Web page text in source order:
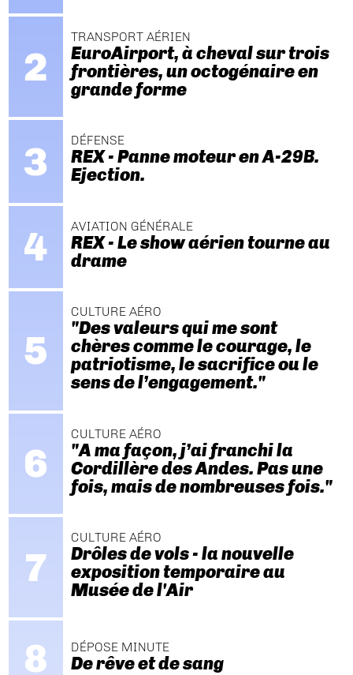
TRANSPORT AÉRIEN
EuroAirport, à cheval sur trois
frontières, un octogénaire en
grande forme
DÉFENSE
REX - Panne moteur en A-29B.
Ejection.
AVIATION GÉNÉRALE
REX - Le show aérien tourne au
drame
CULTURE AÉRO
"Des valeurs qui me sont
chères comme le courage, le
patriotisme, le sacrifice ou le
sens de l’engagement."
CULTURE AÉRO
"A ma façon, j’ai franchi la
Cordillère des Andes. Pas une
fois, mais de nombreuses fois."
CULTURE AÉRO
Drôles de vols - la nouvelle
exposition temporaire au
Musée de l'Air
DÉPOSE MINUTE
De rêve et de sang